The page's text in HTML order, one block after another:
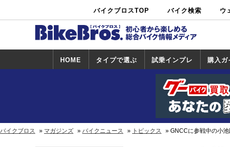
バイクブロスTOP バイク検索
中古バイ
ク・新車検
カタログ検
索
ショップ検
索
ウ
HOME タイプで選ぶ 試乗インプレ
試乗インプレ
一覧
ホンダ
ヤマハ
スズキ
カワサキ
ハーレー
BMW
トライアンフ
ドゥカティ
購入ガ
一覧
バイクブロス マガジンズ バイクニュース トピックス GNCCに参戦中の小